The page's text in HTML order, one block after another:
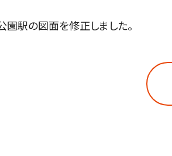
園駅の図面を修正しました。